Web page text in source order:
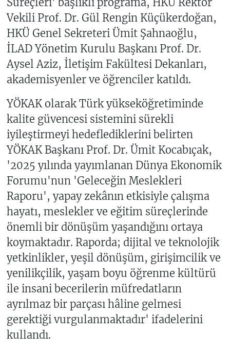
Vekili Prof. Dr. Gül Rengin Küçükerdoğan,
HKÜ Genel Sekreteri Ümit Şahnaoğlu,
İLAD Yönetim Kurulu Başkanı Prof. Dr.
Aysel Aziz, İletişim Fakültesi Dekanları,
akademisyenler ve öğrenciler katıldı.
YÖKAK olarak Türk yükseköğretiminde
kalite güvencesi sistemini sürekli
iyileştirmeyi hedeflediklerini belirten
YÖKAK Başkanı Prof. Dr. Ümit Kocabıçak,
'2025 yılında yayımlanan Dünya Ekonomik
Forumu'nun 'Geleceğin Meslekleri
Raporu', yapay zekânın etkisiyle çalışma
hayatı, meslekler ve eğitim süreçlerinde
önemli bir dönüşüm yaşandığını ortaya
koymaktadır. Raporda; dijital ve teknolojik
yetkinlikler, yeşil dönüşüm, girişimcilik ve
yenilikçilik, yaşam boyu öğrenme kültürü
ile insani becerilerin müfredatların
ayrılmaz bir parçası hâline gelmesi
gerektiği vurgulanmaktadır' ifadelerini
kullandı.